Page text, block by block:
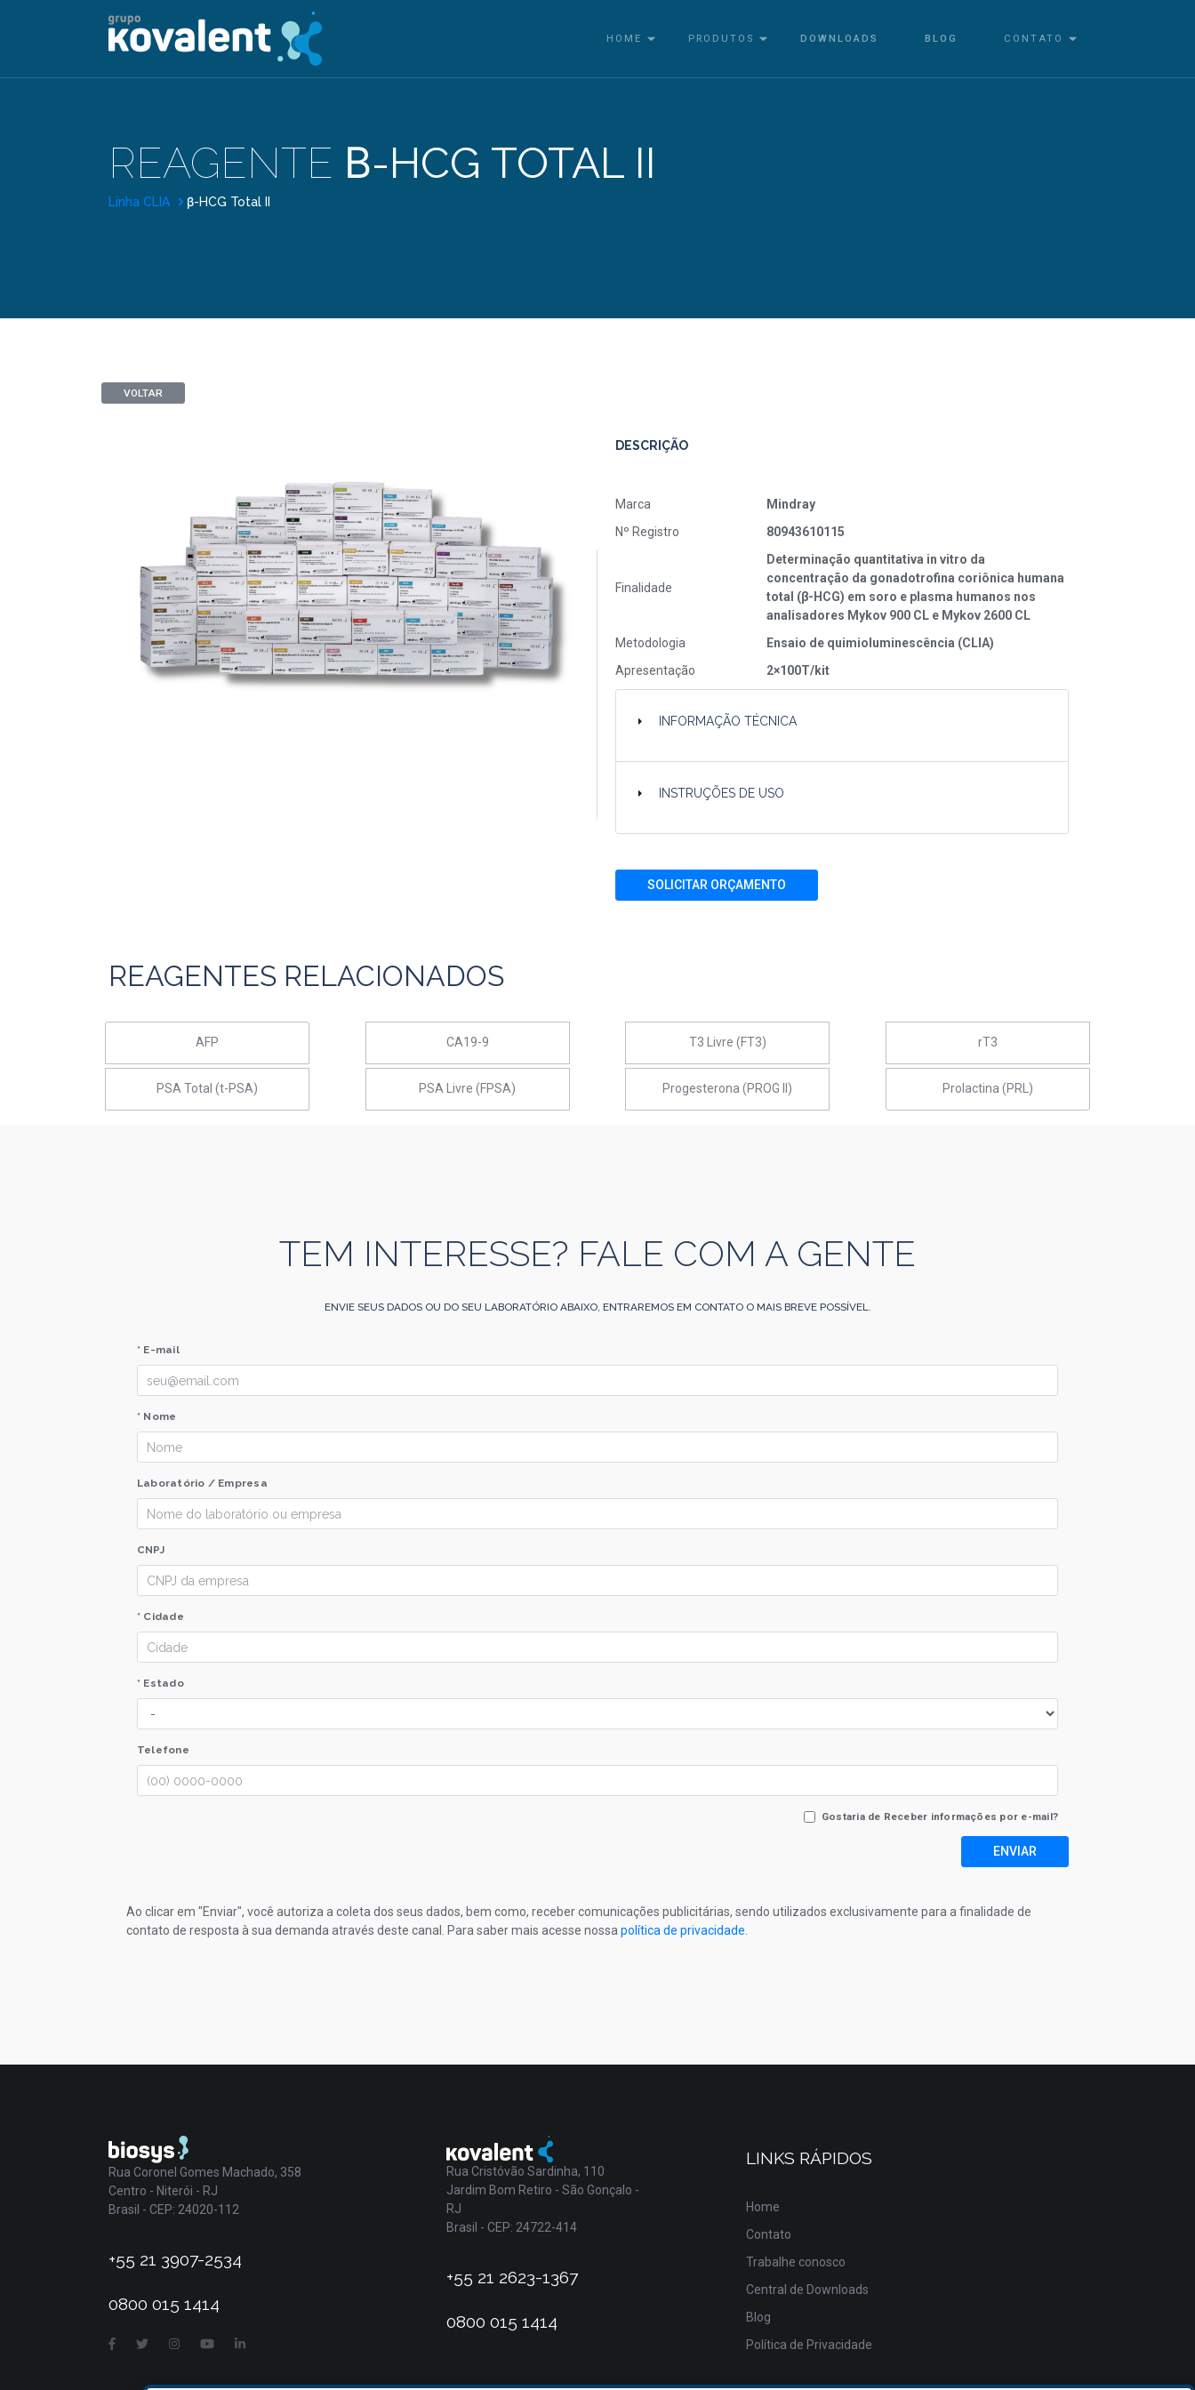
HOME PRODUTOS DOWNLOADS BLOG CONTATO
REAGENTE Β-HCG TOTAL II
Linha CLIA β-HCG Total II
VOLTAR
DESCRIÇÃO
Marca
Mindray
Nº Registro
80943610115
Finalidade
Determinação quantitativa in vitro da
concentração da gonadotrofina coriônica humana
total (β-HCG) em soro e plasma humanos nos
analisadores Mykov 900 CL e Mykov 2600 CL
Metodologia
Ensaio de quimioluminescência (CLIA)
Apresentação
2×100T/kit
INFORMAÇÃO TÉCNICA
INSTRUÇÕES DE USO
SOLICITAR ORÇAMENTO
REAGENTES RELACIONADOS
AFP CA19-9 T3 Livre (FT3) rT3
PSA Total (t-PSA) PSA Livre (FPSA) Progesterona (PROG II) Prolactina (PRL)
TEM INTERESSE? FALE COM A GENTE
ENVIE SEUS DADOS OU DO SEU LABORATÓRIO ABAIXO, ENTRAREMOS EM CONTATO O MAIS BREVE POSSÍVEL.
* E-mail
* Nome
Laboratório / Empresa
CNPJ
* Cidade
* Estado
Telefone
Gostaria de Receber informações por e-mail?
ENVIAR
Ao clicar em "Enviar", você autoriza a coleta dos seus dados, bem como, receber comunicações publicitárias, sendo utilizados exclusivamente para a finalidade de
contato de resposta à sua demanda através deste canal. Para saber mais acesse nossa política de privacidade
Rua Coronel Gomes Machado, 358
Centro - Niterói - RJ
Brasil - CEP: 24020-112
+55 21 3907-2534
0800 015 1414
Rua Cristóvão Sardinha, 110
Jardim Bom Retiro - São Gonçalo -
RJ
Brasil - CEP: 24722-414
+55 21 2623-1367
0800 015 1414
LINKS RÁPIDOS
Home
Contato
Trabalhe conosco
Central de Downloads
Blog
Política de Privacidade